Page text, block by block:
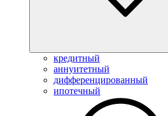
кредитный
аннуитетный
дифференцированный
ипотечный